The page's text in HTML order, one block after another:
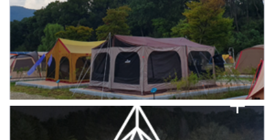
2026년 5월 캠핑장 안점 점검의 날 변경 안내
캠핑장(9월1일~6일) 미운영 공지